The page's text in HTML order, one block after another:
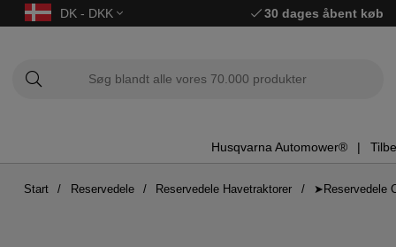
DK - DKK 30 dages åbent køb
Husqvarna Automower®
Start Reservedele Reservedele Havetraktorer ➤Reservedele